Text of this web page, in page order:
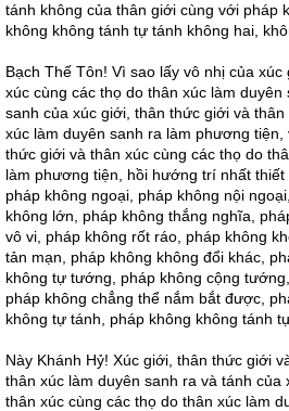
tánh không của thân giới cùng với pháp
không không tánh tự tánh không hai,
Bạch Thế Tôn! Vì sao lấy vô nhị của
xúc cùng các thọ do thân xúc làm
sanh của xúc giới, thân thức giới và
xúc làm duyên sanh ra làm phương
thức giới và thân xúc cùng các thọ do
làm phương tiện, hồi hướng trí nhất thiết
pháp không ngoại, pháp không nội
không lớn, pháp không thắng nghĩa,
vô vi, pháp không rốt ráo, pháp không
tản mạn, pháp không không đổi khác,
không tự tướng, pháp không cộng
pháp không chẳng thể nắm bắt được,
không tự tánh, pháp không không tánh
Này Khánh Hỷ! Xúc giới, thân thức giới
thân xúc làm duyên sanh ra và tánh
thân xúc cùng các thọ do thân xúc làm